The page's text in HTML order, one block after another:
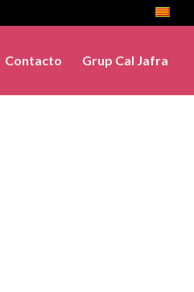
Contacto Grup Cal Jafra